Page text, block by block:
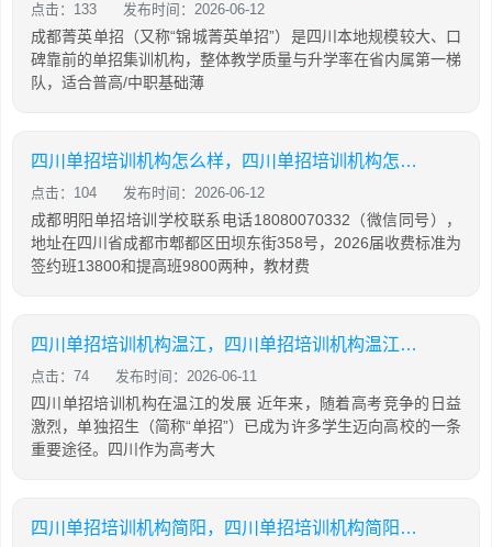
点击：133 发布时间：2026-06-12
成都菁英单招（又称“锦城菁英单招”）是四川本地规模较大、口
碑靠前的单招集训机构，整体教学质量与升学率在省内属第一梯
队，适合普高/中职基础薄
四川单招培训机构怎么样，四川单招培训机构怎么样知乎
点击：104 发布时间：2026-06-12
成都明阳单招培训学校联系电话18080070332（微信同号），
地址在四川省成都市郫都区田坝东街358号，2026届收费标准为
签约班13800和提高班9800两种，教材费
四川单招培训机构温江，四川单招培训机构温江有哪些
点击：74 发布时间：2026-06-11
四川单招培训机构在温江的发展 近年来，随着高考竞争的日益
激烈，单独招生（简称“单招”）已成为许多学生迈向高校的一条
重要途径。四川作为高考大
四川单招培训机构简阳，四川单招培训机构简阳地址